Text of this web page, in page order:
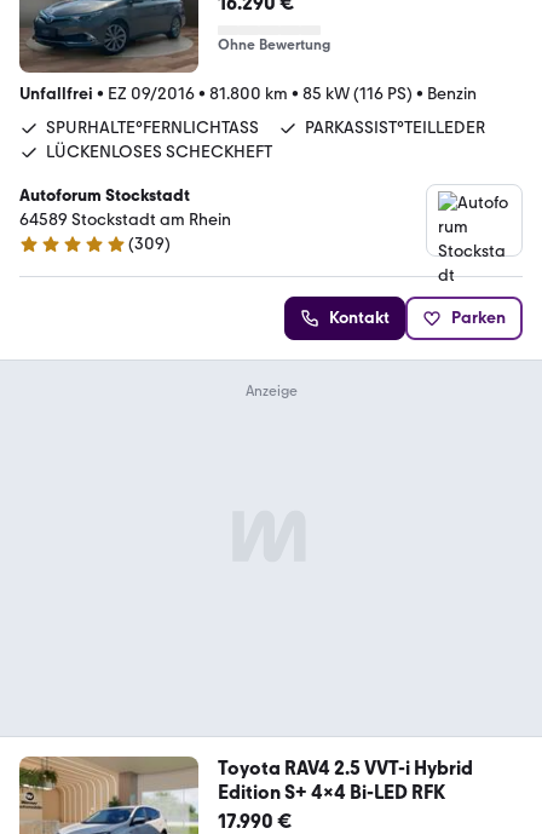
Ohne Bewertung
Unfallfrei • EZ 09/2016• 81.800 km • 85 kW (116 PS) • Benzin
SPURHALTE°FERNLICHTASS
PARKASSIST°TEILLEDER
LÜCKENLOSES SCHECKHEFT
Autoforum Stockstadt
64589 Stockstadt am Rhein
4.8 Sterne
(309)
Kontakt Parken
Toyota RAV4 2.5 VVT-i Hybrid
Edition S+ 4x4 Bi-LED RFK
17.990 €